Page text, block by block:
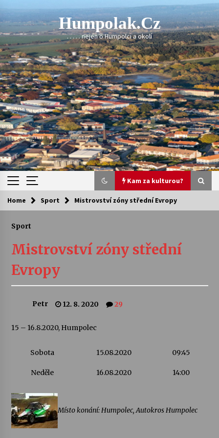
content
Humpolak.cz
. . . . . nejen o Humpolci a okolí
Kam za kulturou?
Kam za kulturou?
Sukuba Ensemble
4. 8. 2026
kapkou
Veselí muzikanti
Pozvánka na integrační festival Quijotova
šedesátka: 28. 7.–1. 8. 2026
Letní koncerty ve Stromovce: Kolchoz a
Home Sport Mistrovství zóny střední Evropy
Sport
Mistrovství zóny střední
Evropy
Petr 12. 8. 2020 29
15 – 16.8.2020, Humpolec
Sobota 15.08.2020 09:45
Neděle 16.08.2020 14:00
Místo konání: Humpolec, Autokros Humpolec